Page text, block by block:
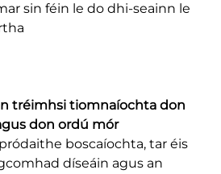
sin féin le do dhi-seainn le
tréimhsi tiomnaíochta don
don ordú mór
boscaíochta, tar éis
díseáin agus an